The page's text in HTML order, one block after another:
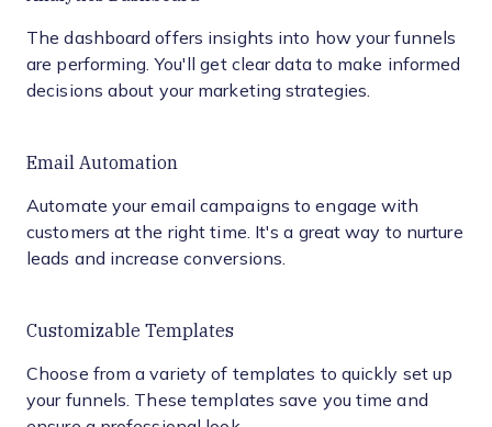
The dashboard offers insights into how your funnels
are performing. You'll get clear data to make informed
decisions about your marketing strategies.
Email Automation
Automate your email campaigns to engage with
customers at the right time. It's a great way to nurture
leads and increase conversions.
Customizable Templates
Choose from a variety of templates to quickly set up
your funnels. These templates save you time and